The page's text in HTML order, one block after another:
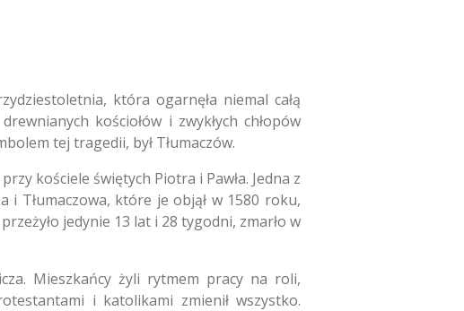
która ogarnęła niemal całą
kościołów i zwykłych chłopów
tej tragedii, był Tłumaczów.
kościele świętych Piotra i Pawła. Jedna z
i Tłumaczowa, które je objął w 1580 roku,
jedynie 13 lat i 28 tygodni, zmarło w
Mieszkańcy żyli rytmem pracy na roli,
i katolikami zmienił wszystko.